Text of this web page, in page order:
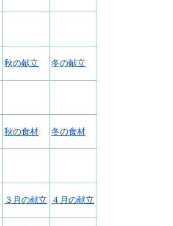
秋の献立 冬の献立
秋の食材 冬の食材
３月の献立 ４月の献立